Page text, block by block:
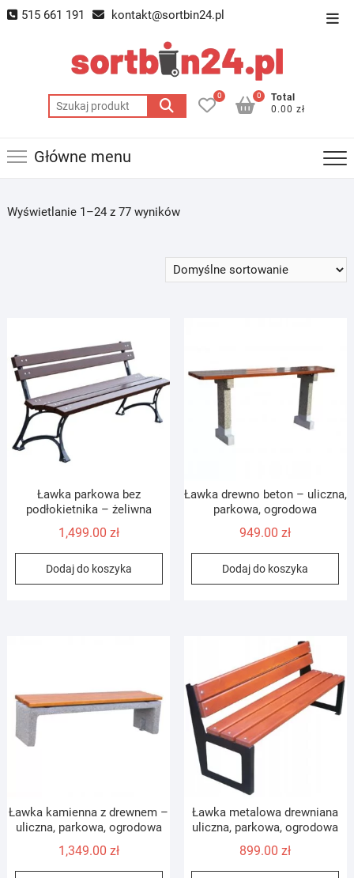
Skip 515 661 191 kontakt@sortbin24.pl
Szukaj:
0
Total
0.00 zł
0
Główne menu
Wyświetlanie 1–24 z 77 wyników
Ławka parkowa bez
podłokietnika – żeliwna
1,499.00 zł
Dodaj do koszyka
Ławka drewno beton – uliczna,
parkowa, ogrodowa
949.00zł
Dodaj do koszyka
Ławka kamienna z drewnem –
uliczna, parkowa, ogrodowa
1,349.00 zł
Ławka metalowa drewniana
uliczna, parkowa, ogrodowa
899.00zł